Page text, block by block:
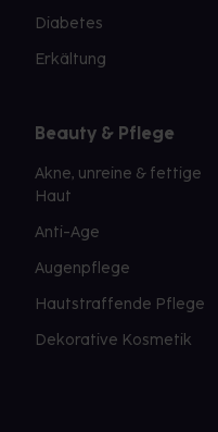
Diabetes
Erkältung
Beauty & Pflege
Akne, unreine & fettige
Haut
Anti-Age
Augenpflege
Hautstraffende Pflege
Dekorative Kosmetik